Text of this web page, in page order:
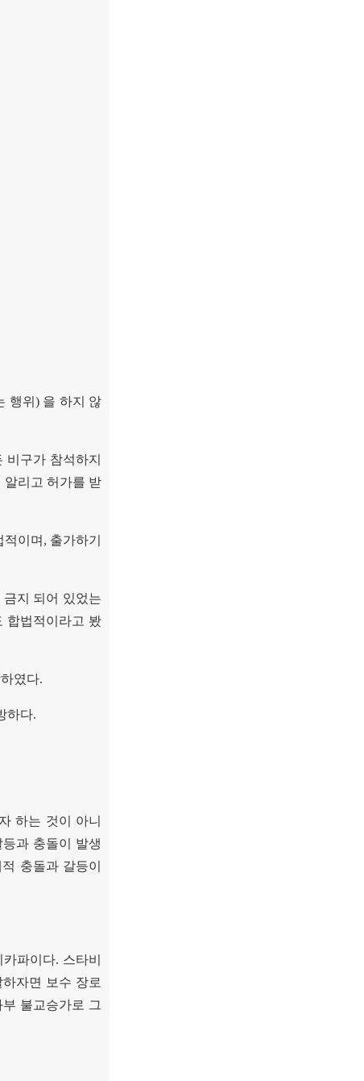
행위 ) 을 하지 않
구가 참석하지
알리고 허가를 받
적이며 , 출가하기
지 되어 있었는
합법적이라고 봤
였다.
하다.
하는 것이 아니
과 충돌이 발생
충돌과 갈등이
카파이다. 스타비
하자면 보수 장로
불교승가로 그